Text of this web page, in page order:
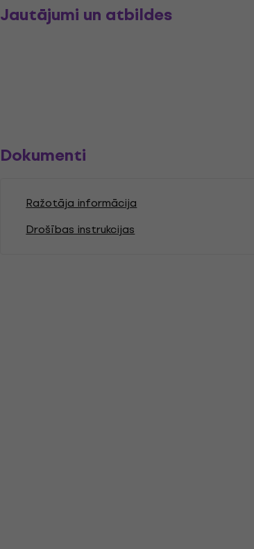
Jautājumi un atbildes
Dokumenti
Ražotāja informācija
Drošības instrukcijas